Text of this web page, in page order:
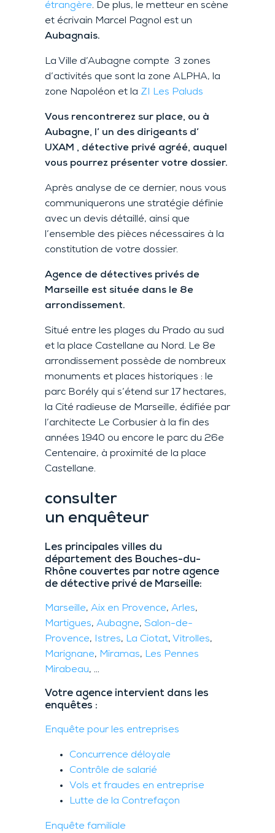
étrangère. De plus, le metteur en scène
et écrivain Marcel Pagnol est un
Aubagnais.
La Ville d’Aubagne compte 3 zones
d’activités que sont la zone ALPHA, la
zone Napoléon et la ZI Les Paluds
Vous rencontrerez sur place, ou à
Aubagne, l’ un des dirigeants d’
UXAM , détective privé agréé, auquel
vous pourrez présenter votre dossier.
Après analyse de ce dernier, nous vous
communiquerons une stratégie définie
avec un devis détaillé, ainsi que
l’ensemble des pièces nécessaires à la
constitution de votre dossier.
Agence de détectives privés de
Marseille est située dans le 8e
arrondissement.
Situé entre les plages du Prado au sud
et la place Castellane au Nord. Le 8e
arrondissement possède de nombreux
monuments et places historiques : le
parc Borély qui s’étend sur 17 hectares,
la Cité radieuse de Marseille, édifiée par
l’architecte Le Corbusier à la fin des
années 1940 ou encore le parc du 26e
Centenaire, à proximité de la place
Castellane.
consulter
un enquêteur
Les principales villes du
département des Bouches-du-
Rhône couvertes par notre agence
de détective privé de Marseille:
Marseille, Aix en Provence, Arles,
Martigues, Aubagne, Salon-de-
Provence, Istres, La Ciotat, Vitrolles,
Marignane, Miramas, Les Pennes
Mirabeau, …
Votre agence intervient dans les
enquêtes :
Enquête pour les entreprises
Concurrence déloyale
Contrôle de salarié
Vols et fraudes en entreprise
Lutte de la Contrefaçon
Enquête familiale